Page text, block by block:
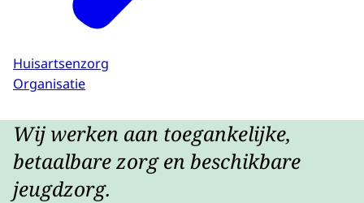
Huisartsenzorg
Organisatie
Wij werken aan toegankelijke,
betaalbare zorg en beschikbare
jeugdzorg.